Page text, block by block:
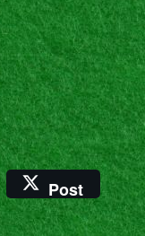
Post